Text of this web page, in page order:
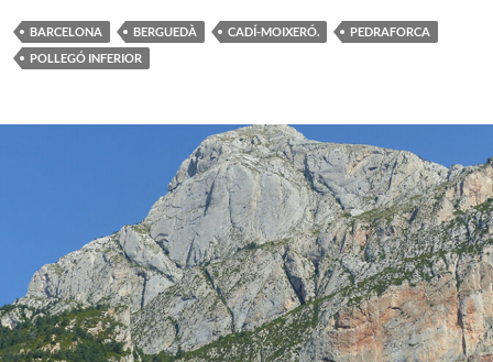
BARCELONA BERGUEDÀ CADÍ-MOIXERÓ.
PEDRAFORCA
POLLEGÓ INFERIOR